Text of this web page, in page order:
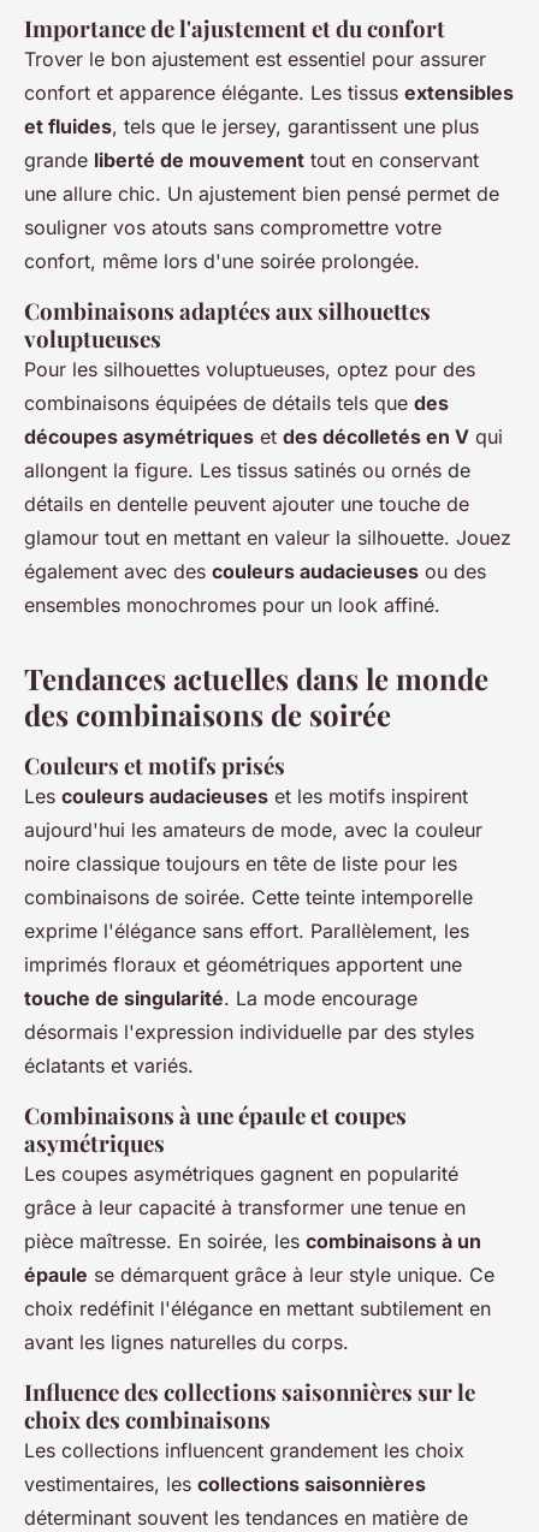
Importance de l'ajustement et du confort
Trover le bon ajustement est essentiel pour assurer
confort et apparence élégante. Les tissus extensibles
et fluides, tels que le jersey, garantissent une plus
grande liberté de mouvement tout en conservant
une allure chic. Un ajustement bien pensé permet de
souligner vos atouts sans compromettre votre
confort, même lors d'une soirée prolongée.
Combinaisons adaptées aux silhouettes
voluptueuses
Pour les silhouettes voluptueuses, optez pour des
combinaisons équipées de détails tels que des
découpes asymétriques et des décolletés en V qui
allongent la figure. Les tissus satinés ou ornés de
détails en dentelle peuvent ajouter une touche de
glamour tout en mettant en valeur la silhouette. Jouez
également avec des couleurs audacieuses ou des
ensembles monochromes pour un look affiné.
Tendances actuelles dans le monde
des combinaisons de soirée
Couleurs et motifs prisés
Les couleurs audacieuses et les motifs inspirent
aujourd'hui les amateurs de mode, avec la couleur
noire classique toujours en tête de liste pour les
combinaisons de soirée. Cette teinte intemporelle
exprime l'élégance sans effort. Parallèlement, les
imprimés floraux et géométriques apportent une
touche de singularité. La mode encourage
désormais l'expression individuelle par des styles
éclatants et variés.
Combinaisons à une épaule et coupes
asymétriques
Les coupes asymétriques gagnent en popularité
grâce à leur capacité à transformer une tenue en
pièce maîtresse. En soirée, les combinaisons à un
épaule se démarquent grâce à leur style unique. Ce
choix redéfinit l'élégance en mettant subtilement en
avant les lignes naturelles du corps.
Influence des collections saisonnières sur le
choix des combinaisons
Les collections influencent grandement les choix
vestimentaires, les collections saisonnières
déterminant souvent les tendances en matière de